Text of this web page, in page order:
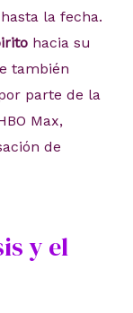
la fecha.
hacia su
también
parte de la
Max,
de
y el